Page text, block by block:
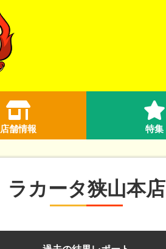
店舗情報 特集
ラカータ狭山本店